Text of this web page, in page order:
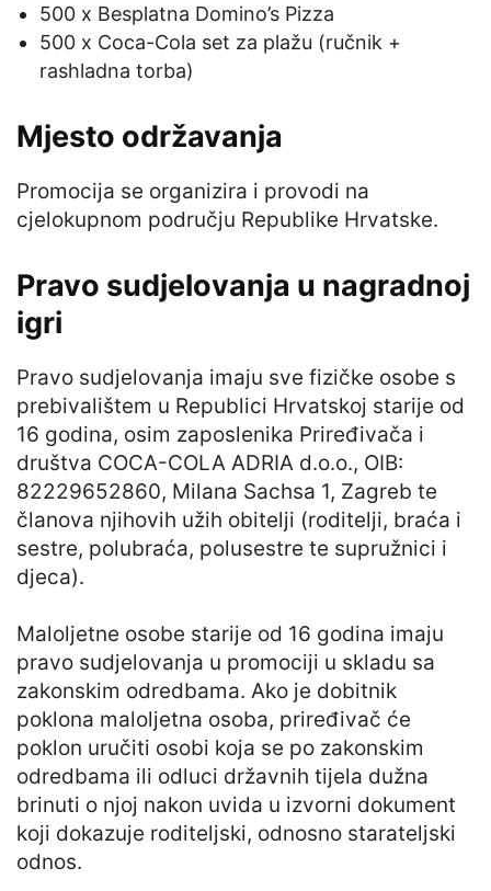
500 x Besplatna Domino’s Pizza
500 x Coca-Cola set za plažu (ručnik +
rashladna torba)
Mjesto održavanja
Promocija se organizira i provodi na
cjelokupnom području Republike Hrvatske.
Pravo sudjelovanja u nagradnoj
igri
Pravo sudjelovanja imaju sve fizičke osobe s
prebivalištem u Republici Hrvatskoj starije od
16 godina, osim zaposlenika Priređivača i
društva COCA-COLA ADRIA d.o.o., OIB:
82229652860, Milana Sachsa 1, Zagreb te
članova njihovih užih obitelji (roditelji, braća i
sestre, polubraća, polusestre te supružnici i
djeca).
Maloljetne osobe starije od 16 godina imaju
pravo sudjelovanja u promociji u skladu sa
zakonskim odredbama. Ako je dobitnik
poklona maloljetna osoba, priređivač će
poklon uručiti osobi koja se po zakonskim
odredbama ili odluci državnih tijela dužna
brinuti o njoj nakon uvida u izvorni dokument
koji dokazuje roditeljski, odnosno starateljski
odnos.